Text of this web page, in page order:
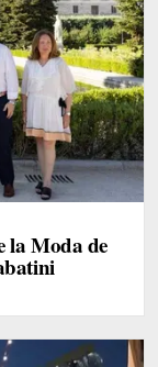
la Moda de